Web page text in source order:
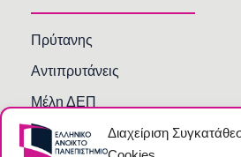
Διαχείριση
Πρύτανης
Αντιπρυτάνεις
Μέλη ΔΕΠ
Τμήματα και Υπηρεσίες